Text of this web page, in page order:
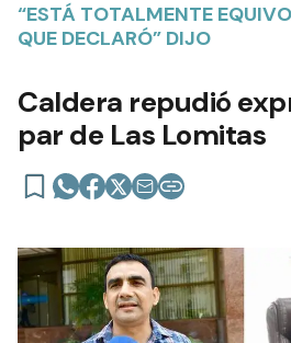
“ESTÁ TOTALMENTE
QUE DECLARÓ” DIJO
Caldera repudió
par de Las Lomitas